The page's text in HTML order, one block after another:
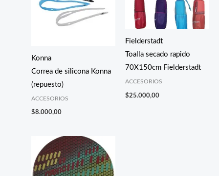
Konna
Correa de silicona Konna
(repuesto)
ACCESORIOS
$8.000,00
Fielderstadt
Toalla secado rapido
70X150cm Fielderstadt
ACCESORIOS
$25.000,00